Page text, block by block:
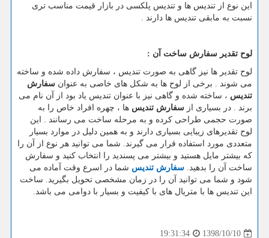
این نوع از تندیس ها و تندیس پلکسی در بازار قیمت مناسب تری
نسبت به مابقی تندیس ها دارند .
لوح تقدیر سفارش ساخت آن :
لوح تقدیر ها نیز گاهی به صورت تندیس ، سفارش داده شده و ساخته
می شوند . برخی از لوح ها به شکل های خاصی به عنوان سفارش
تندیس ، ساخته شده و گاهی نیز با عنوان تندیس یاد بود از آن نام می
برند . در بسیاری از سفارش تندیس ها ، چهره افراد خاص را به
صورت حجمی طراحی کرده و به مرحله ساخت می رسانند . این
لوح تقدیرهای زیبایی بسیاری دارند و به همین دلیل در موارد بسیار
متعددی مورد استفاده قرار می گیرند. شما می توانید هر نوع از آن را
که بیشتر مایل هستید و بیشتر می پسندید را انتخاب کنید و سفارش
ساخت آن را بدهید. سفارش تندیس شما در اسرع وقت آماده می
شود و شما می توانید آن را در زمان مشخصی تحویل بگیرید. ساخت
این تندیس ها با متریال های با کیفیت و بسیار با دوامی می باشد.
1398/10/10
19:31:34